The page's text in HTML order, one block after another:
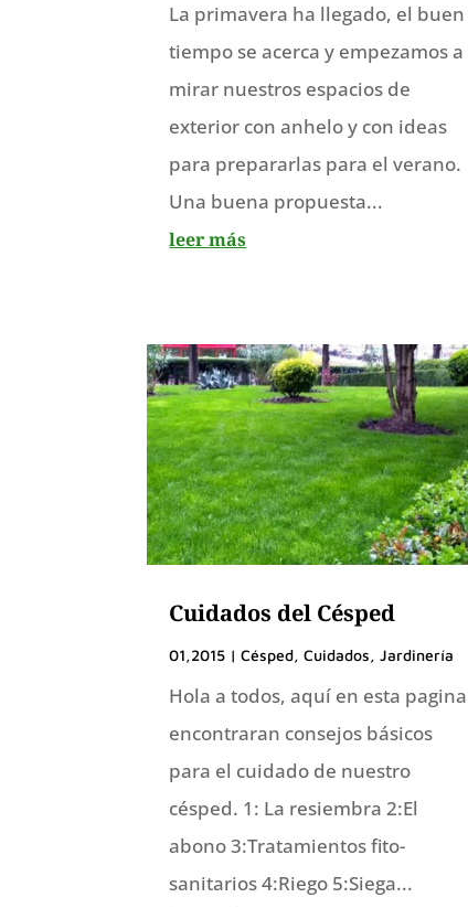
La primavera ha llegado, el buen
tiempo se acerca y empezamos a
mirar nuestros espacios de
exterior con anhelo y con ideas
para prepararlas para el verano.
Una buena propuesta...
leer más
Cuidados del Césped
01,2015 |Césped,Cuidados,Jardinería
Hola a todos, aquí en esta pagina
encontraran consejos básicos
para el cuidado de nuestro
césped. 1: La resiembra 2:El
abono 3:Tratamientos fito-
sanitarios 4:Riego 5:Siega...